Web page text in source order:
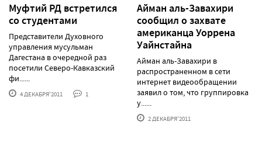
Муфтий РД встретился
со студентами
Представители Духовного
управления мусульман
Дагестана в очередной раз
посетили Северо-Кавказский
фи......
4 ДЕКАБРЯ'2011 1
Айман аль-Завахири
сообщил о захвате
американца Уоррена
Уайнстайна
Айман аль-Завахири в
распространенном в сети
интернет видеообращении
заявил о том, что группировка
у......
2 ДЕКАБРЯ'2011